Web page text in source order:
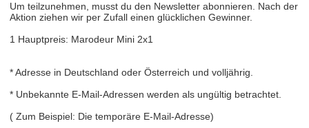
Um teilzunehmen, musst du den Newsletter abonnieren. Nach der
Aktion ziehen wir per Zufall einen glücklichen Gewinner.
​​1 Hauptpreis​​: Marodeur Mini 2x1
* Adresse in Deutschland oder Österreich und volljährig.
* Unbekannte E-Mail-Adressen werden als ungültig betrachtet.
( Zum Beispiel: Die temporäre E-Mail-Adresse)